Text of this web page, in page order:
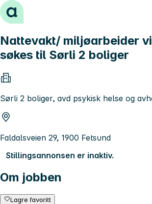
Hopp til innhold
Nattevakt/ miljøarbeider
søkes til Sørli 2 boliger
Sørli 2 boliger, avd psykisk helse og
Faldalsveien 29, 1900 Fetsund
Stillingsannonsen er inaktiv.
Om jobben
Lagre favoritt